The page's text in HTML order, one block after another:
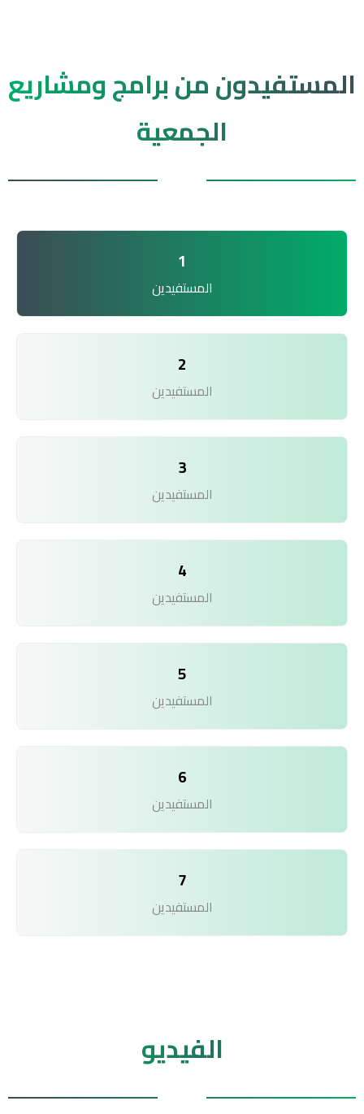
المستفيدون من برامج ومشاريع
الجمعية
1
المستفيدين
2
المستفيدين
3
المستفيدين
4
المستفيدين
5
المستفيدين
6
المستفيدين
7
المستفيدين
الفيديو